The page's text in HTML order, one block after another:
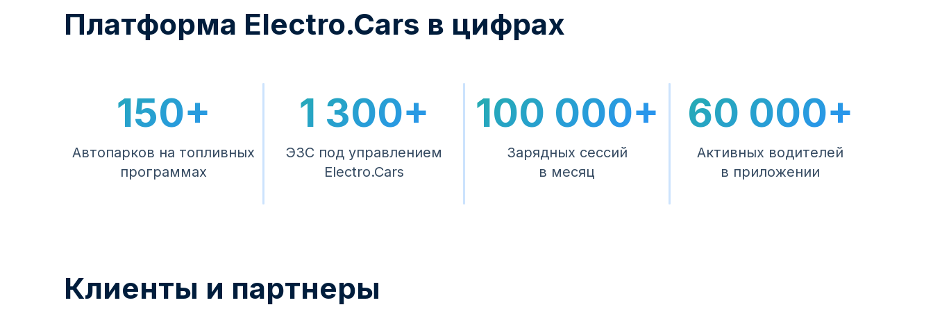
Платформа Electro.Cars в цифрах
150+
Автопарков на топливных
программах
1 300+
ЭЗС под управлением
Electro.Cars
100 000+
Зарядных сессий
в месяц
60 000+
Активных водителей
в приложении
Клиенты и партнеры